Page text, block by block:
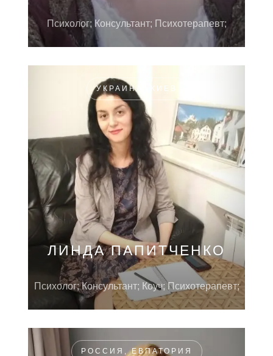
Психолог; Консультант; Психотерапевт;
УКРАИНА, КИЕВ
ЛИНДА ПАПИТЧЕНКО
Психолог; Консультант; Коуч; Психотерапевт;
РОССИЯ, ЕВПАТОРИЯ